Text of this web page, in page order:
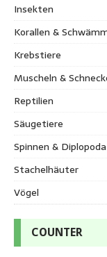
Insekten
Korallen &
Krebstiere
Muscheln &
Reptilien
Säugetiere
Spinnen & Diplopoda
Stachelhäuter
Vögel
COUNTER